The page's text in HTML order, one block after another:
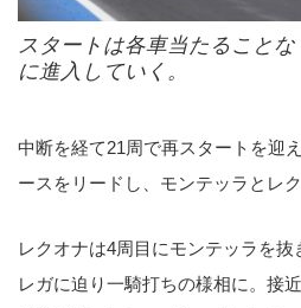
スタートは各車当たること
に進入していく。
中断を経て21周で再スタートを迎
ースをリードし、モンテッラとレク
レクオナは4周目にモンテッラを
レガに迫り一騎打ちの様相に。接